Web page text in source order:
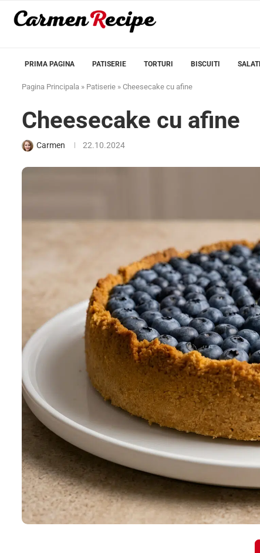
PRIMA PAGINA PATISERIE TORTURI BISCUITI
Pagina Principala » Patiserie » Cheesecake cu afine
Cheesecake cu afine
Carmen 22.10.2024